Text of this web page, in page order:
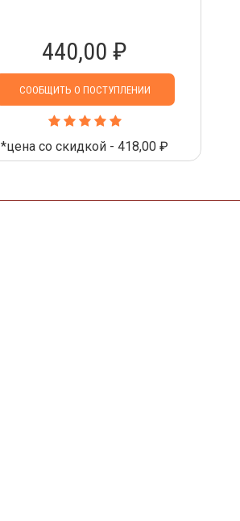
440,00 ₽
СООБЩИТЬ О ПОСТУПЛЕНИИ
*цена со скидкой - 418,00 ₽